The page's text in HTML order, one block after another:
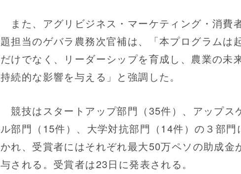
また、アグリビジネス・マーケティング・消費
題担当のゲバラ農務次官補は、「本プログラムは
だけでなく、リーダーシップを育成し、農業の未
持続的な影響を与える」と強調した。
競技はスタートアップ部門（35件）、アップス
ル部門（15件）、大学対抗部門（14件）の３部門
かれ、受賞者にはそれぞれ最大50万ペソの助成金
与される。受賞者は23日に発表される。